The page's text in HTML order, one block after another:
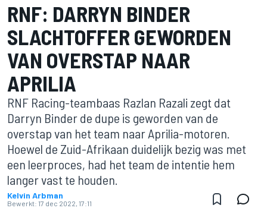
RNF: DARRYN BINDER
SLACHTOFFER GEWORDEN
VAN OVERSTAP NAAR
APRILIA
RNF Racing-teambaas Razlan Razali zegt dat
Darryn Binder de dupe is geworden van de
overstap van het team naar Aprilia-motoren.
Hoewel de Zuid-Afrikaan duidelijk bezig was met
een leerproces, had het team de intentie hem
langer vast te houden.
Kelvin Arbman
Bewerkt: 17 dec 2022, 17:11